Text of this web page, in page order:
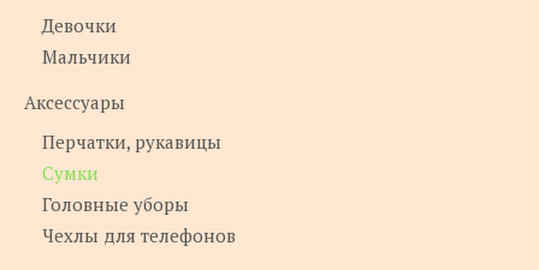
Девочки
Мальчики
Аксессуары
Перчатки, рукавицы
Сумки
Головные уборы
Чехлы для телефонов